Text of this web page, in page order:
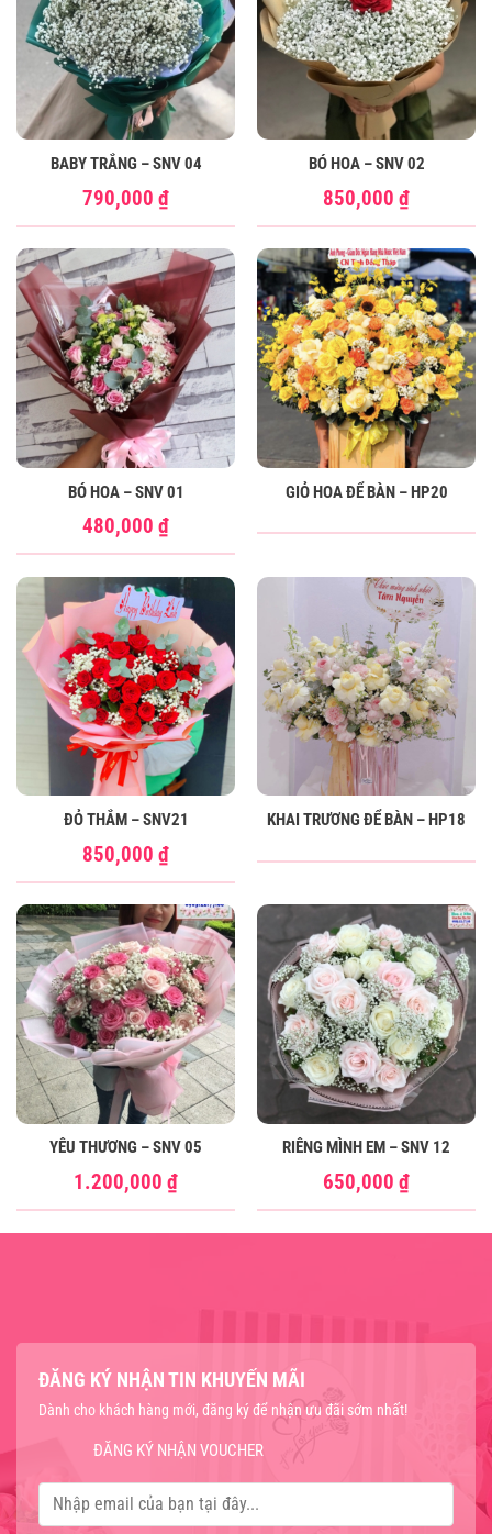
BABY TRẮNG – SNV 04
790,000 ₫
BÓ HOA – SNV 02
850,000 ₫
BÓ HOA – SNV 01
480,000 ₫
GIỎ HOA ĐỂ BÀN – HP20
ĐỎ THẮM – SNV21
850,000 ₫
KHAI TRƯƠNG ĐỂ BÀN – HP18
YÊU THƯƠNG – SNV 05
1.200,000 ₫
RIÊNG MÌNH EM – SNV 12
650,000 ₫
ĐĂNG KÝ NHẬN TIN KHUYẾN MÃI
Dành cho khách hàng mới, đăng ký để nhận ưu đãi sớm nhất!
ĐĂNG KÝ NHẬN VOUCHER